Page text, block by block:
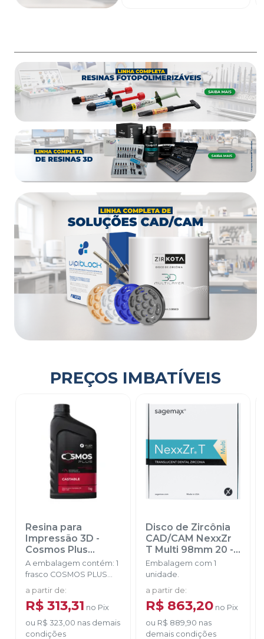
PREÇOS IMBATÍVEIS
Resina para
Impressão 3D -
Cosmos Plus
Castable-YLLER
A embalagem contém: 1
frasco COSMOS PLUS
CASTABLE
a partir de:
R$ 313,31 no Pix
ou R$ 323,00 nas demais
condições
Disco de Zircônia
CAD/CAM NexxZr
T Multi 98mm 20 -
SAGEMAX
Embalagem com 1
unidade.
a partir de:
R$ 863,20 no Pix
ou R$ 889,90 nas
demais condições